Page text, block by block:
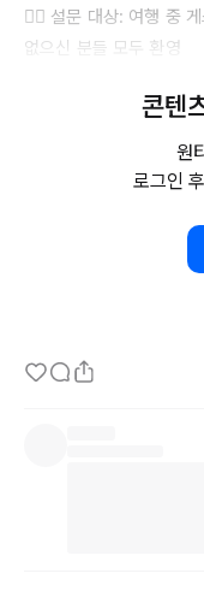
🙆‍♀️ 설문 대상: 여행 중
없으신 분들 모두 환영
🗓️ 설문 기간: 02. 05 -
🎁 인터뷰 해주시는 분
https://forms.gle/
콘텐
원
로그인